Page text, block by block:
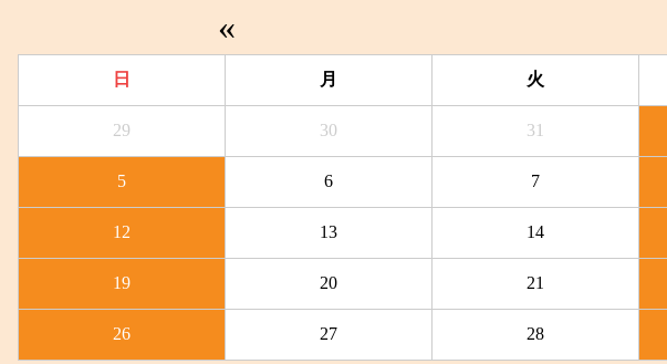
«
日 月 火
29 30 31
5 6 7
12 13 14
19 20 21
26 27 28